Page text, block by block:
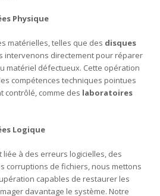
Physique
matérielles, telles que des disques
intervenons directement pour réparer
matériel défectueux. Cette opération
compétences techniques pointues
contrôlé, comme des laboratoires
Logique
à des erreurs logicielles, des
corruptions de fichiers, nous mettons
capables de restaurer les
davantage le système. Notre